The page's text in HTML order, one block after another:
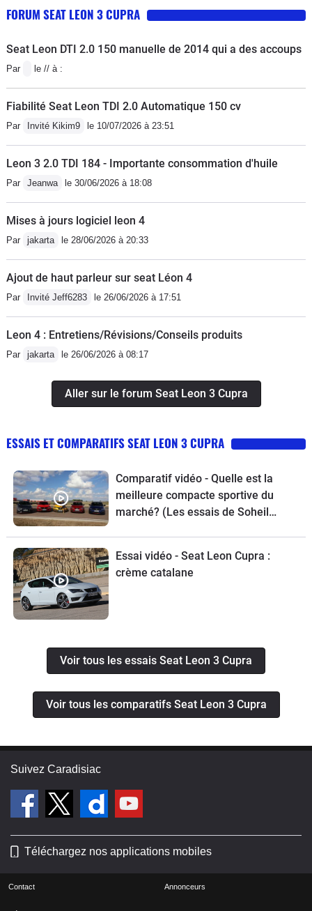
FORUM SEAT LEON 3 CUPRA
Seat Leon DTI 2.0 150 manuelle de 2014 qui a des accoups
Par le // à :
Fiabilité Seat Leon TDI 2.0 Automatique 150 cv
Par Invité Kikim9 le 10/07/2026 à 23:51
Leon 3 2.0 TDI 184 - Importante consommation d'huile
Par Jeanwa le 30/06/2026 à 18:08
Mises à jours logiciel leon 4
Par jakarta le 28/06/2026 à 20:33
Ajout de haut parleur sur seat Léon 4
Par Invité Jeff6283 le 26/06/2026 à 17:51
Leon 4 : Entretiens/Révisions/Conseils produits
Par jakarta le 26/06/2026 à 08:17
Aller sur le forum Seat Leon 3 Cupra
ESSAIS ET COMPARATIFS SEAT LEON 3 CUPRA
Comparatif vidéo - Quelle est la
meilleure compacte sportive du
marché? (Les essais de Soheil
Essai vidéo - Seat Leon Cupra :
crème catalane
Voir tous les essais Seat Leon 3 Cupra
Voir tous les comparatifs Seat Leon 3 Cupra
Suivez Caradisiac
Téléchargez nos applications mobiles
Contact Annonceurs